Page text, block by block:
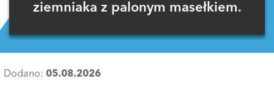
ziemniaka z palonym masełkiem.
Dodano: 05.08.2026